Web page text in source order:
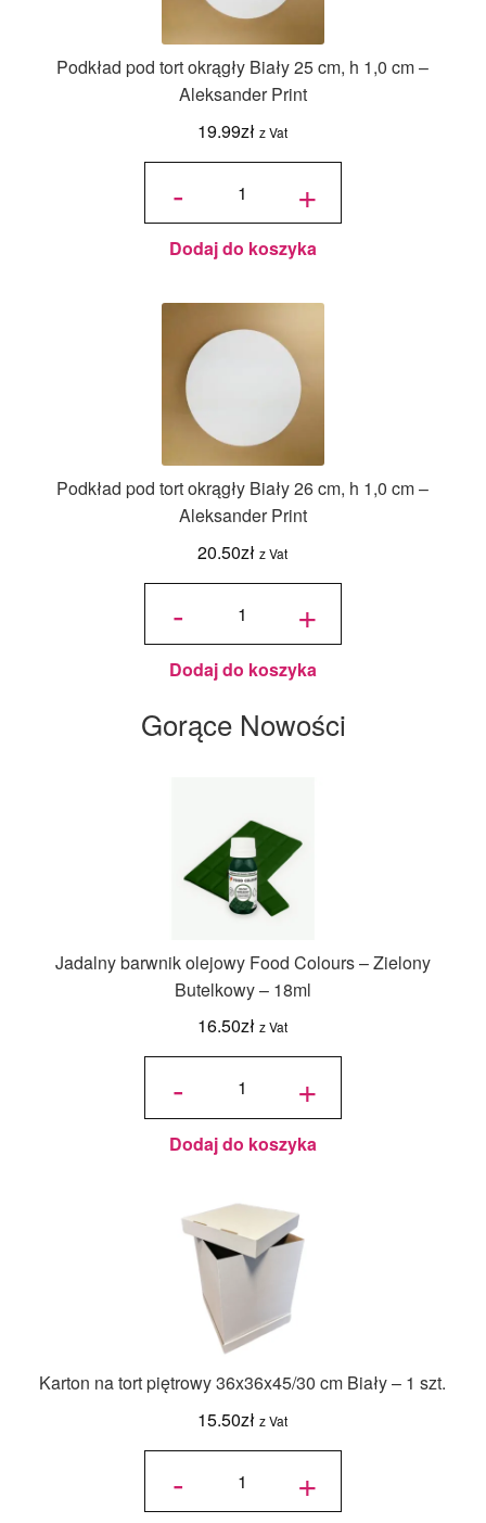
Podkład pod tort okrągły Biały 25 cm, h 1,0 cm –
Aleksander Print
19.99zł z Vat
-
ilość
okrągły
Biały 25
cm, h 1,0
cm -
Aleksander
+
Dodaj do koszyka
Podkład pod tort okrągły Biały 26 cm, h 1,0 cm –
Aleksander Print
20.50zł z Vat
-
ilość
okrągły
Biały 26
cm -
Aleksander
+
Dodaj do koszyka
Gorące Nowości
Jadalny barwnik olejowy Food Colours – Zielony
Butelkowy – 18ml
16.50zł z Vat
-
ilość
olejowy
Food
Colours -
Zielony
Butelkowy
+
Dodaj do koszyka
Karton na tort piętrowy 36x36x45/30 cm Biały – 1 szt.
15.50zł z Vat
-
ilość Karton
36x36x45/30
cm Biały - 1
szt. +